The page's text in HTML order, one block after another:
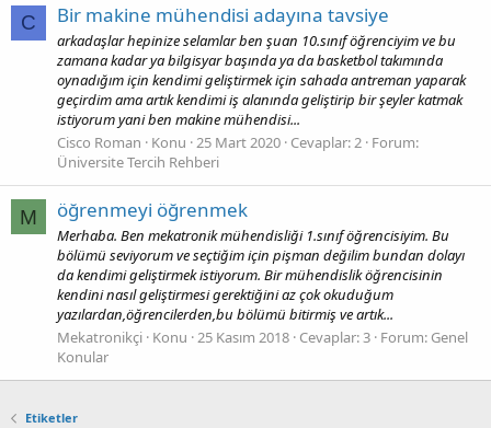
C Bir makine mühendisi adayına tavsiye
arkadaşlar hepinize selamlar ben şuan 10.sınıf öğrenciyim ve bu
zamana kadar ya bilgisyar başında ya da basketbol takımında
oynadığım için kendimi geliştirmek için sahada antreman yaparak
geçirdim ama artık kendimi iş alanında geliştirip bir şeyler katmak
istiyorum yani ben makine mühendisi...
Cisco Roman
Konu 25 Mart 2020 Cevaplar: 2 Forum:
Üniversite Tercih Rehberi
M öğrenmeyi öğrenmek
Merhaba. Ben mekatronik mühendisliği 1.sınıf öğrencisiyim. Bu
bölümü seviyorum ve seçtiğim için pişman değilim bundan dolayı
da kendimi geliştirmek istiyorum. Bir mühendislik öğrencisinin
kendini nasıl geliştirmesi gerektiğini az çok okuduğum
yazılardan,öğrencilerden,bu bölümü bitirmiş ve artık...
Mekatronikçi Konu 25 Kasım 2018 Cevaplar: 3 Forum: Genel
Konular
Etiketler